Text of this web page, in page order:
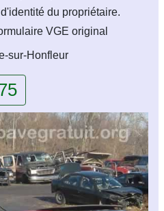
du propriétaire.
VGE original
sur-Honfleur